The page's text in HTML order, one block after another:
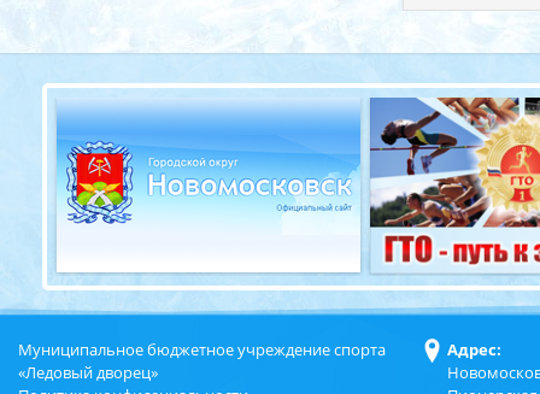
Муниципальное бюджетное учреждение спорта
«Ледовый дворец»
Адрес: